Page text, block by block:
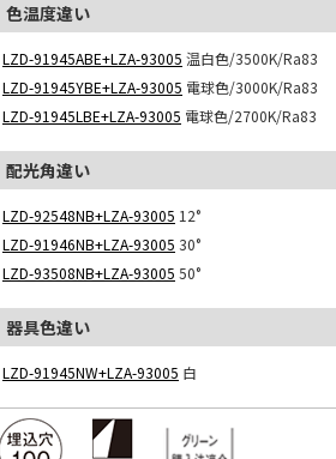
色温度違い
LZD-91945ABE+LZA-93005 温白色/3500K/Ra83
LZD-91945YBE+LZA-93005 電球色/3000K/Ra83
LZD-91945LBE+LZA-93005 電球色/2700K/Ra83
配光角違い
LZD-92548NB+LZA-93005 12°
LZD-91946NB+LZA-93005 30°
LZD-93508NB+LZA-93005 50°
器具色違い
LZD-91945NW+LZA-93005 白